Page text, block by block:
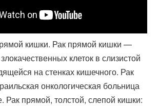
кишки. Рак прямой кишки —
клеток в слизистой
на стенках кишечного. Рак
онкологическая больница
прямой, толстой, слепой кишки: